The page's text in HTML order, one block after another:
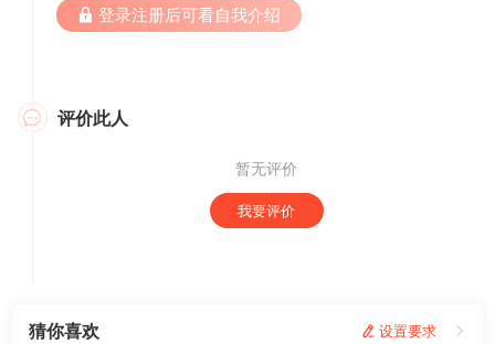
 登录注册后可看自我介绍
 评价此人
暂无评价
我要评价
猜你喜欢  设置要求 